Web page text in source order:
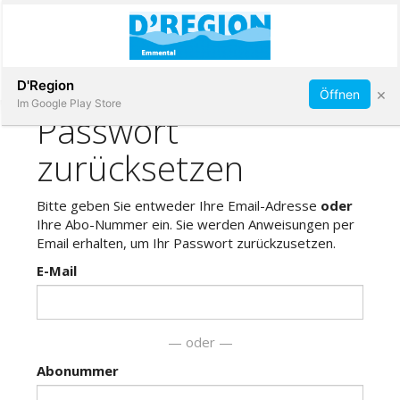
Immobilien
Veranstaltungen
Stellen
Abonnieren
D'Region
Im Google Play Store
Öffnen ×